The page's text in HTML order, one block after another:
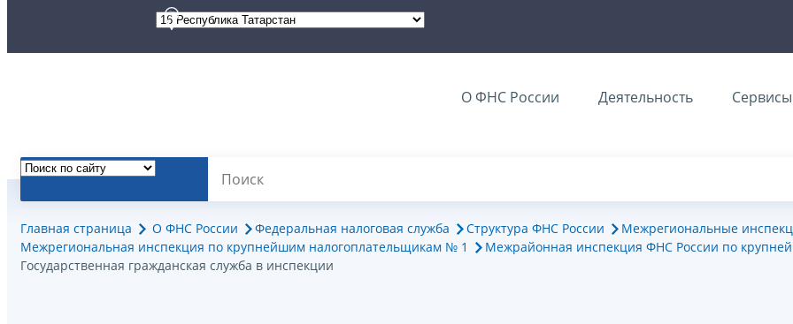
О ФНС России Деятельность Сервисы
Главная страница О ФНС России Федеральная налоговая служба Структура ФНС России
Межрегиональные
Межрегиональная инспекция по крупнейшим налогоплательщикам № 1
Межрайонная инспекция ФНС России по
Государственная гражданская служба в инспекции